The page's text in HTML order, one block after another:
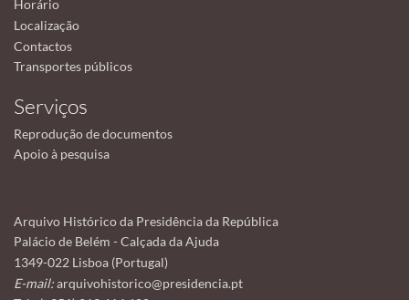
Horário
Localização
Contactos
Transportes públicos
Serviços
Reprodução de documentos
Apoio à pesquisa
Arquivo Histórico da Presidência da República
Palácio de Belém - Calçada da Ajuda
1349-022 Lisboa (Portugal)
E-mail:arquivohistorico@presidencia.pt